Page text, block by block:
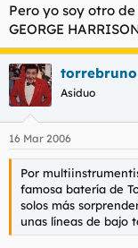
Pero yo soy otro
GEORGE
torrebruno
Asiduo
16 Mar 2006
Por
famosa batería de
solos más
unas líneas de bajo